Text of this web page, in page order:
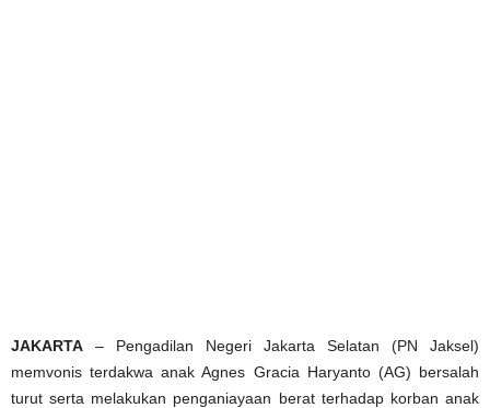
JAKARTA – Pengadilan Negeri Jakarta Selatan (PN Jaksel)
memvonis terdakwa anak Agnes Gracia Haryanto (AG) bersalah
turut serta melakukan penganiayaan berat terhadap korban anak